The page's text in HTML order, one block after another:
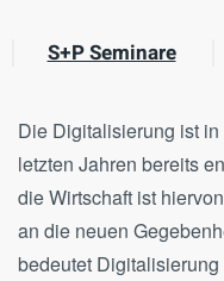
S+P Seminare
Die Digitalisierung ist
letzten Jahren bereits
die Wirtschaft ist
an die neuen
bedeutet